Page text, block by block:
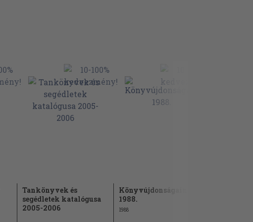
Tankönyvek és
segédletek katalógusa
2005-2006
Könyvújdonságaink
1988.
1988